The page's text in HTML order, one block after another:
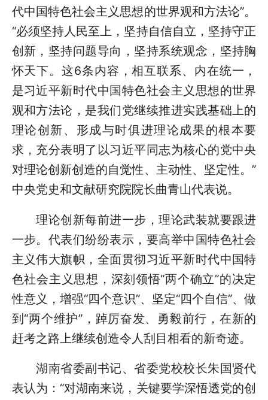
代中国特色社会主义思想的世界观和方法论”。
“必须坚持人民至上，坚持自信自立，坚持守正
创新，坚持问题导向，坚持系统观念，坚持胸
怀天下。这6条内容，相互联系、内在统一，
是习近平新时代中国特色社会主义思想的世界
观和方法论，是我们党继续推进实践基础上的
理论创新、形成与时俱进理论成果的根本要
求，充分表明了以习近平同志为核心的党中央
对理论创新创造的自觉性、主动性、坚定性。”
中央党史和文献研究院院长曲青山代表说。
理论创新每前进一步，理论武装就要跟进
一步。代表们纷纷表示，要高举中国特色社会
主义伟大旗帜，全面贯彻习近平新时代中国特
色社会主义思想，深刻领悟“两个确立”的决定
性意义，增强“四个意识”、坚定“四个自信”、做
到“两个维护”，踔厉奋发、勇毅前行，在新的
赶考之路上继续创造令人刮目相看的新奇迹。
湖南省委副书记、省委党校校长朱国贤代
表认为：“对湖南来说，关键要学深悟透党的创